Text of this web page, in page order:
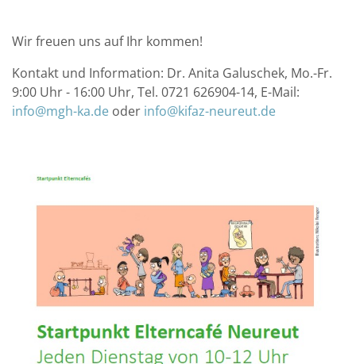
Wir freuen uns auf Ihr kommen!
Kontakt und Information: Dr. Anita Galuschek, Mo.-Fr.
9:00 Uhr - 16:00 Uhr, Tel. 0721 626904-14, E-Mail:
info@mgh-ka.de oder info@kifaz-neureut.de